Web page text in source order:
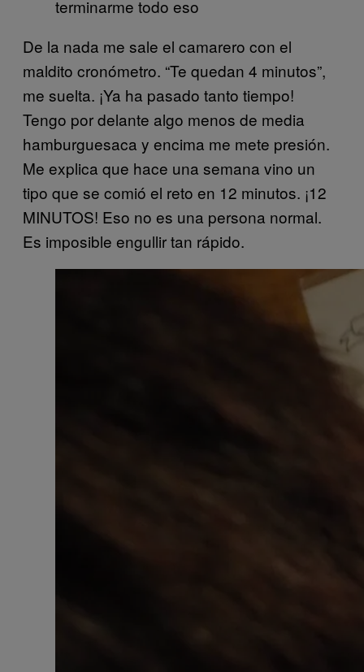
terminarme todo eso
De la nada me sale el camarero con el
maldito cronómetro. “Te quedan 4 minutos”,
me suelta. ¡Ya ha pasado tanto tiempo!
Tengo por delante algo menos de media
hamburguesaca y encima me mete presión.
Me explica que hace una semana vino un
tipo que se comió el reto en 12 minutos. ¡12
MINUTOS! Eso no es una persona normal.
Es imposible engullir tan rápido.